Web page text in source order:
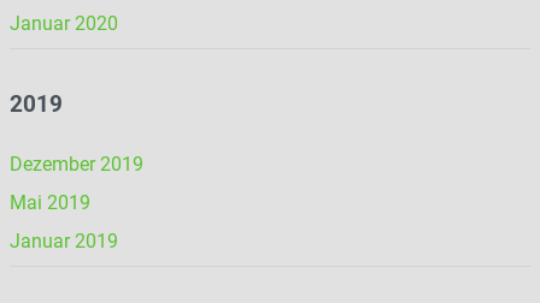
Januar 2020
2019
Dezember 2019
Mai 2019
Januar 2019